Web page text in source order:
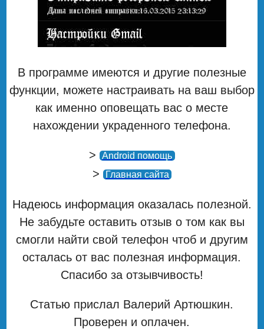
В программе имеются и другие полезные
функции, можете настраивать на ваш выбор
как именно оповещать вас о месте
нахождении украденного телефона.
> Android помощь
> Главная сайта
Надеюсь информация оказалась полезной.
Не забудьте оставить отзыв о том как вы
смогли найти свой телефон чтоб и другим
осталась от вас полезная информация.
Спасибо за отзывчивость!
Статью прислал Валерий Артюшкин.
Проверен и оплачен.